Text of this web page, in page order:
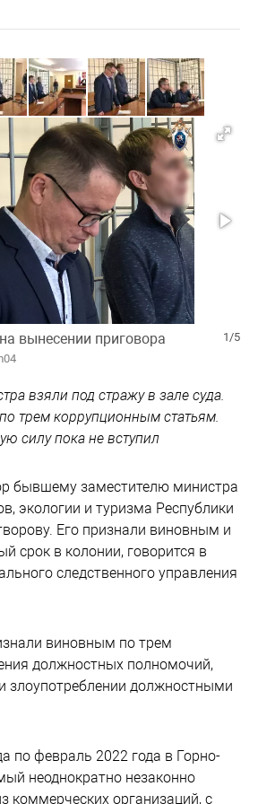
1/5
вынесении приговора
взяли под стражу в зале суда.
трем коррупционным статьям.
силу пока не вступил
бывшему заместителю министра
экологии и туризма Республики
Его признали виновным и
срок в колонии, говорится в
следственного управления
виновным по трем
должностных полномочий,
злоупотреблении должностными
по февраль 2022 года в Горно-
неоднократно незаконно
коммерческих организаций, с